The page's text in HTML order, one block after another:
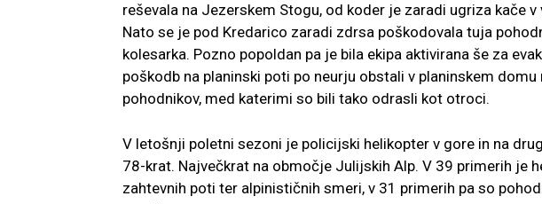
reševala na Jezerskem Stogu, od koder je zaradi ugriza kače
Nato se je pod Kredarico zaradi zdrsa poškodovala tuja
kolesarka. Pozno popoldan pa je bila ekipa aktivirana še za
poškodb na planinski poti po neurju obstali v planinskem domu
pohodnikov, med katerimi so bili tako odrasli kot otroci.
V letošnji poletni sezoni je policijski helikopter v gore in na
78-krat. Največkrat na območje Julijskih Alp. V 39 primerih je
zahtevnih poti ter alpinističnih smeri, v 31 primerih pa so